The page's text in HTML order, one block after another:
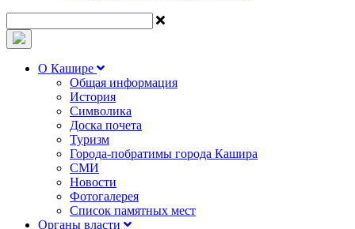
О Кашире
Общая информация
История
Символика
Доска почета
Туризм
Города-побратимы города Кашира
СМИ
Новости
Фотогалерея
Список памятных мест
Органы власти